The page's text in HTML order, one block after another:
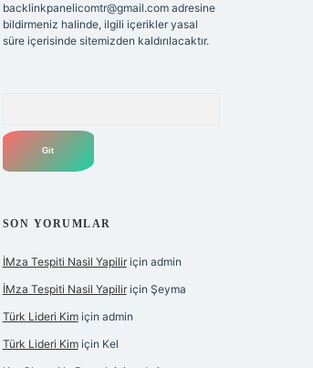
backlinkpanelicomtr@gmail.comadresine
bildirmeniz halinde, ilgili içerikler yasal
süre içerisinde sitemizden kaldırılacaktır.
SON YORUMLAR
İMza Tespiti Nasil Yapiliriçin admin
İMza Tespiti Nasil Yapiliriçin Şeyma
Türk Lideri Kimiçin admin
Türk Lideri Kimiçin Kel